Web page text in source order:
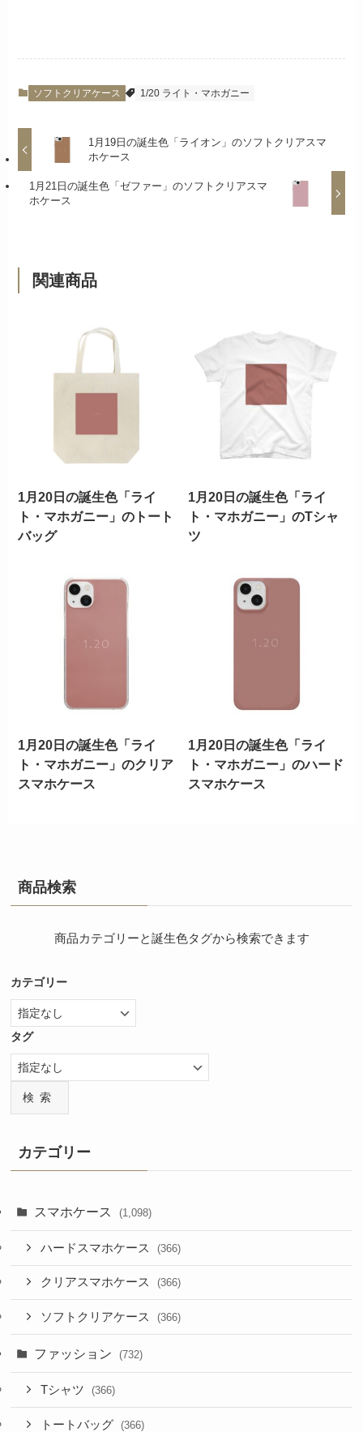
ソフトクリアケース 1/20 ライト・マホガニー
1月19日の誕生色「ライオン」のソフトクリアスマ
ホケース
1月21日の誕生色「ゼファー」のソフトクリアスマ
ホケース
関連商品
1月20日の誕生色「ライ
ト・マホガニー」のトート
バッグ
1月20日の誕生色「ライ
ト・マホガニー」のTシャ
ツ
1月20日の誕生色「ライ
ト・マホガニー」のクリア
スマホケース
1月20日の誕生色「ライ
ト・マホガニー」のハード
スマホケース
商品検索
商品カテゴリーと誕生色タグから検索できます
カテゴリー
タグ
検索
カテゴリー
スマホケース (1,098)
ハードスマホケース (366)
クリアスマホケース (366)
ソフトクリアケース (366)
ファッション (732)
Tシャツ (366)
トートバッグ (366)